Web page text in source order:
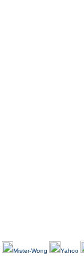
Mister-Wong Yahoo